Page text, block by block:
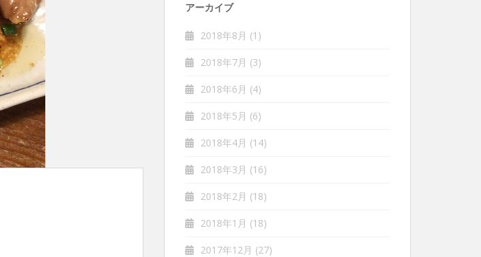
アーカイブ
2018年8月 (1)
2018年7月 (3)
2018年6月 (4)
2018年5月 (6)
2018年4月 (14)
2018年3月 (16)
2018年2月 (18)
2018年1月 (18)
2017年12月 (27)